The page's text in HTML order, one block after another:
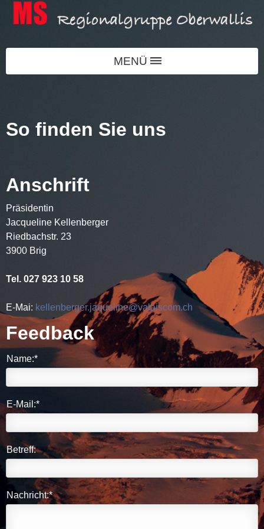
MENÜ
So finden Sie uns
Anschrift
Präsidentin
Jacqueline Kellenberger
Riedbachstr. 23
3900 Brig
Tel. 027 923 10 58
E-Mai: kellenberger.jaqueline@valaiscom.ch
Feedback
Name:*
E-Mail:*
Betreff:
Nachricht:*